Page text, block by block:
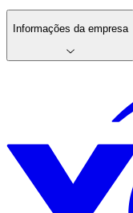
Informações da empresa